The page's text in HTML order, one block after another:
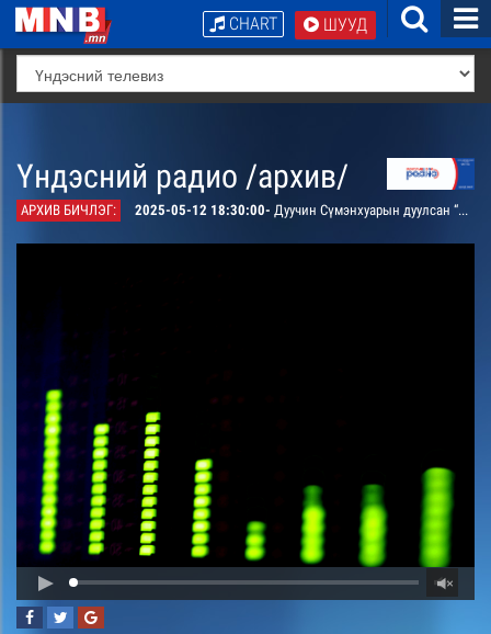
ШУУД
CHART
Үндэсний радио /архив/
АРХИВ БИЧЛЭГ: 2025-05-12 18:30:00- Дуучин Сүмэнхуарын дуулсан “Дараа өртөө” дуу